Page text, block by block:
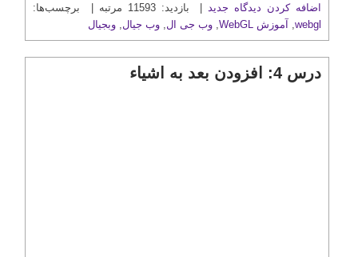
اضافه کردن دیدگاه جدید
| بازدید: 11593 مرتبه | برچسب‌ها:
webgl
آموزش WebGL وب جی ال وب جیال وبجیال
درس 4: افزودن بعد به اشیاء